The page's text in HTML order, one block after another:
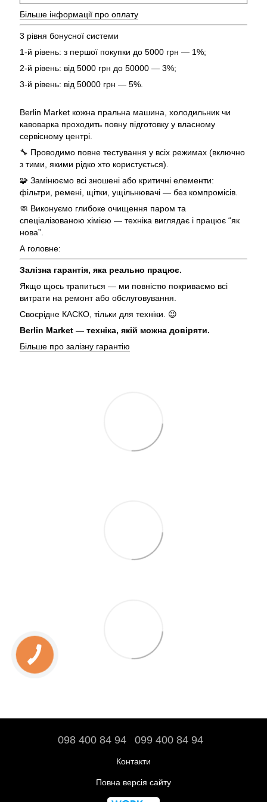
Більше інформації про оплату
3 рівня бонусної системи
1-й рівень: з першої покупки до 5000 грн — 1%;
2-й рівень: від 5000 грн до 50000 — 3%;
3-й рівень: від 50000 грн — 5%.
Berlin Market кожна пральна машина, холодильник чи
кавоварка проходить повну підготовку у власному
сервісному центрі.
🔧 Проводимо повне тестування у всіх режимах (включно
з тими, якими рідко хто користується).
🧩 Замінюємо всі зношені або критичні елементи:
фільтри, ремені, щітки, ущільнювачі — без компромісів.
🧼 Виконуємо глибоке очищення паром та
спеціалізованою хімією — техніка виглядає і працює “як
нова”.
А головне:
Залізна гарантія, яка реально працює.
Якщо щось трапиться — ми повністю покриваємо всі
витрати на ремонт або обслуговування.
Своєрідне КАСКО, тільки для техніки. 😉
Berlin Market — техніка, якій можна довіряти.
Більше про залізну гарантію
098 400 84 94‬ 099 400 84 94
Контакти
Повна версія сайту